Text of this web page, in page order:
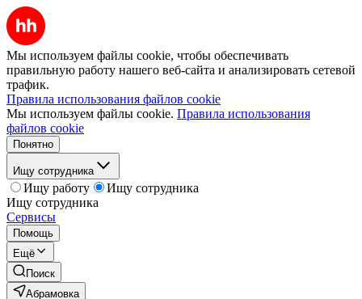
Мы используем файлы cookie, чтобы обеспечивать
правильную работу нашего веб-сайта и анализировать сетевой
трафик.
Правила использования файлов cookie
Мы используем файлы cookie. Правила использования
файлов cookie
Понятно
Ищу сотрудника
Ищу работу
Ищу сотрудника
Ищу сотрудника
Сервисы
Помощь
Ещё
Поиск
Абрамовка